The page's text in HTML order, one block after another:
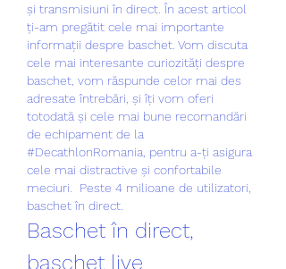
și transmisiuni în direct. În acest articol
ți-am pregătit cele mai importante
informații despre baschet. Vom discuta
cele mai interesante curiozități despre
baschet, vom răspunde celor mai des
adresate întrebări, și îți vom oferi
totodată și cele mai bune recomandări
de echipament de la
#DecathlonRomania, pentru a-ți asigura
cele mai distractive și confortabile
meciuri.  Peste 4 milioane de utilizatori,
baschet în direct.
Baschet în direct,
baschet live